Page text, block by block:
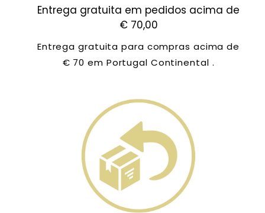
Entrega gratuita em pedidos acima de
€ 70,00
Entrega gratuita para compras acima de
€ 70 em Portugal Continental .